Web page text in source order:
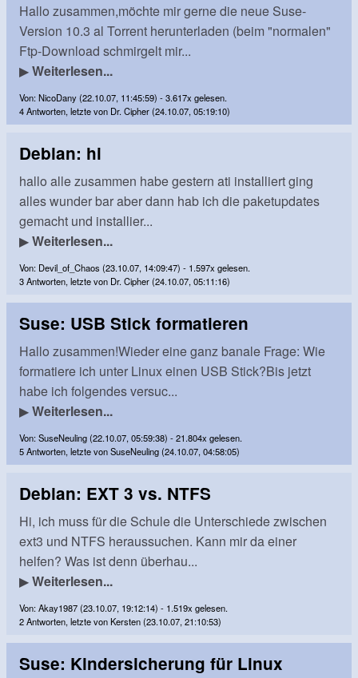
Hallo zusammen,möchte mir gerne die neue Suse-
Version 10.3 al Torrent herunterladen (beim "normalen"
Ftp-Download schmirgelt mir...
▶Weiterlesen...
Von: NicoDany (22.10.07, 11:45:59) - 3.617x gelesen.
4 Antworten, letzte von Dr. Cipher (24.10.07, 05:19:10)
Debian: hi
hallo alle zusammen habe gestern ati installiert ging
alles wunder bar aber dann hab ich die paketupdates
gemacht und installier...
▶Weiterlesen...
Von: Devil_of_Chaos (23.10.07, 14:09:47) - 1.597x gelesen.
3 Antworten, letzte von Dr. Cipher (24.10.07, 05:11:16)
Suse: USB Stick formatieren
Hallo zusammen!Wieder eine ganz banale Frage: Wie
formatiere ich unter Linux einen USB Stick?Bis jetzt
habe ich folgendes versuc...
▶Weiterlesen...
Von: SuseNeuling (22.10.07, 05:59:38) - 21.804x gelesen.
5 Antworten, letzte von SuseNeuling (24.10.07, 04:58:05)
Debian: EXT 3 vs. NTFS
Hi, ich muss für die Schule die Unterschiede zwischen
ext3 und NTFS heraussuchen. Kann mir da einer
helfen? Was ist denn überhau...
▶Weiterlesen...
Von: Akay1987 (23.10.07, 19:12:14) - 1.519x gelesen.
2 Antworten, letzte von Kersten (23.10.07, 21:10:53)
Suse: Kindersicherung für Linux